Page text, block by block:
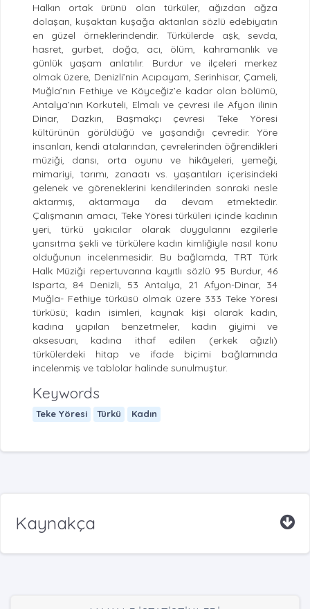
Halkın ortak ürünü olan türküler, ağızdan ağza
dolaşan, kuşaktan kuşağa aktarılan sözlü edebiyatın
en güzel örneklerindendir. Türkülerde aşk, sevda,
hasret, gurbet, doğa, acı, ölüm, kahramanlık ve
günlük yaşam anlatılır. Burdur ve ilçeleri merkez
olmak üzere, Denizli’nin Acıpayam, Serinhisar, Çameli,
Muğla’nın Fethiye ve Köyceğiz’e kadar olan bölümü,
Antalya’nın Korkuteli, Elmalı ve çevresi ile Afyon ilinin
Dinar, Dazkırı, Başmakçı çevresi Teke Yöresi
kültürünün görüldüğü ve yaşandığı çevredir. Yöre
insanları, kendi atalarından, çevrelerinden öğrendikleri
müziği, dansı, orta oyunu ve hikâyeleri, yemeği,
mimariyi, tarımı, zanaatı vs. yaşantıları içerisindeki
gelenek ve göreneklerini kendilerinden sonraki nesle
aktarmış, aktarmaya da devam etmektedir.
Çalışmanın amacı, Teke Yöresi türküleri içinde kadının
yeri, türkü yakıcılar olarak duygularını ezgilerle
yansıtma şekli ve türkülere kadın kimliğiyle nasıl konu
olduğunun incelenmesidir. Bu bağlamda, TRT Türk
Halk Müziği repertuvarına kayıtlı sözlü 95 Burdur, 46
Isparta, 84 Denizli, 53 Antalya, 21 Afyon-Dinar, 34
Muğla- Fethiye türküsü olmak üzere 333 Teke Yöresi
türküsü; kadın isimleri, kaynak kişi olarak kadın,
kadına yapılan benzetmeler, kadın giyimi ve
aksesuarı, kadına ithaf edilen (erkek ağızlı)
türkülerdeki hitap ve ifade biçimi bağlamında
incelenmiş ve tablolar halinde sunulmuştur.
Keywords
Teke Yöresi Türkü Kadın
Kaynakça